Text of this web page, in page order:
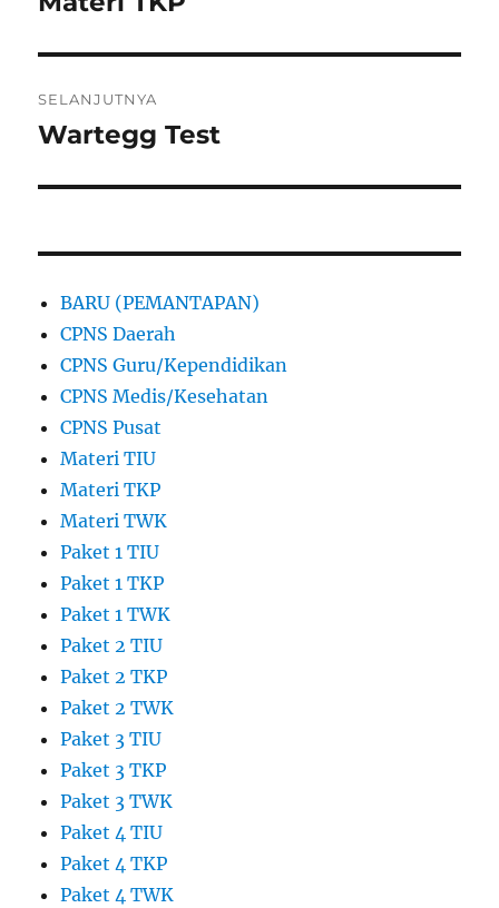
SELANJUTNYA
Pos
Wartegg Test
BARU (PEMANTAPAN)
CPNS Daerah
CPNS Guru/Kependidikan
CPNS Medis/Kesehatan
CPNS Pusat
Materi TIU
Materi TKP
Materi TWK
Paket 1 TIU
Paket 1 TKP
Paket 1 TWK
Paket 2 TIU
Paket 2 TKP
Paket 2 TWK
Paket 3 TIU
Paket 3 TKP
Paket 3 TWK
Paket 4 TIU
Paket 4 TKP
Paket 4 TWK